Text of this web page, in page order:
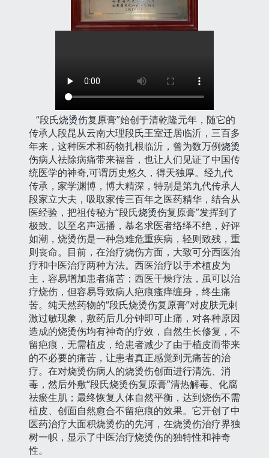
“段氏烧烫伤复原膏”始创于清乾隆元年，随它的
传承人段昆从云南大理段氏王室迁居临沂，三百多
年来，这种医术和药物扎根临沂，曾为数万例烧烫
伤病人祛除病痛带来福音，也让人们见证了中国传
统医学的神奇,可谓历史悠久，得天独厚。经九代
传承，家学渊博，博大精深，特别是第九代传承人
段家立大夫，吸取家传三百年之医药精华，结合从
医经验，把祖传秘方“段氏烧烫伤复原膏”发挥到了
极致。以至名声远播，慕名求医者络绎不绝，好评
如潮，烧烫伤是一种急难危重疾病，轻则致残，重
则丧命。目前，在治疗烧伤方面，大致可分西医治
疗和中医治疗两种方法。西医治疗以手术植皮为
主，容易增加患者痛苦；西医干燥疗法，虽可以治
疗烧伤，但容易导致病人疤痕瘙痒缠身，终生痛
苦。纯天然药物的“段氏烧烫伤复原膏”对皮肤无刺
激过敏现象，敷药后几分钟即可止痛，对各种原因
造成的烧烫伤均有神奇的疗效，自然生长修复，不
留疤痕，无需植皮，给患者减少了由于植皮而带来
的不必要的痛苦，让患者真正感觉到无痛苦的治
疗。在对烧烫伤病人的烧烫伤创面进行清洗、消
毒，然后外敷“段氏烧烫伤复原膏”清热解毒、化腐
祛瘀生肌；最终恢复人体自然平衡，达到烧伤不需
植皮、创面自然愈合不留疤痕的效果。它开创了中
医药治疗大面积烧烫伤的先河，在烧烫伤治疗界独
树一帜，显示了中医治疗烧烫伤的独特性和神奇
性。